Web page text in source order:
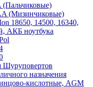
(Мизинчиковые)
18650, 14500, 16340,
АКБ ноутбука
Шуруповертов
назначения
кислотные, AGM